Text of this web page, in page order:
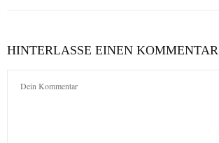
HINTERLASSE EINEN KOMMENTAR